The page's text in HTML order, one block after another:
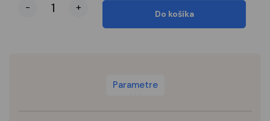
- +
Do košíka
Parametre